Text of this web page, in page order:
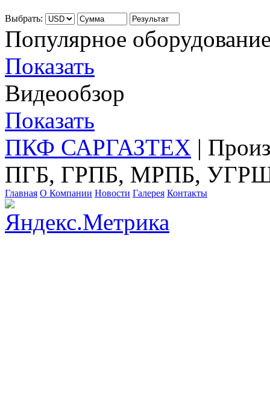
Выбрать:
Популярное
Показать
Видеообзор
Показать
ПКФ САРГАЗТЕХ |
ПГБ, ГРПБ, МРПБ,
Главная О Компании Новости Галерея Контакты